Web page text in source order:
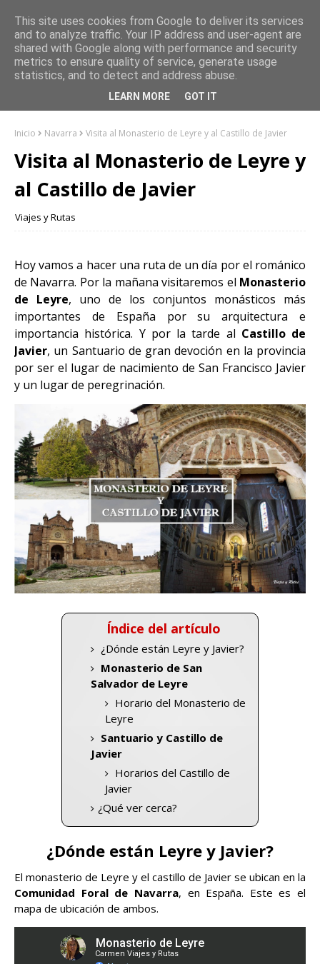
Inicio Navarra Visita al Monasterio de Leyre y al Castillo de Javier
Visita al Monasterio de Leyre y
al Castillo de Javier
Viajes y Rutas
Hoy vamos a hacer una ruta de un día por el románico
de Navarra. Por la mañana visitaremos el Monasterio
de Leyre, uno de los conjuntos monásticos más
importantes de España por su arquitectura e
importancia histórica. Y por la tarde al Castillo de
Javier, un Santuario de gran devoción en la provincia
por ser el lugar de nacimiento de San Francisco Javier
y un lugar de peregrinación.
Índice del artículo
¿Dónde están Leyre y Javier?
Monasterio de San
Salvador de Leyre
Horario del Monasterio de
Leyre
Santuario y Castillo de
Javier
Horarios del Castillo de
Javier
¿Qué ver cerca?
¿Dónde están Leyre y Javier?
El monasterio de Leyre y el castillo de Javier se ubican en la
Comunidad Foral de Navarra, en España. Este es el
mapa de ubicación de ambos.
This site uses cookies from Google to deliver its services
and to analyze traffic. Your IP address and user-agent are
shared with Google along with performance and security
metrics to ensure quality of service, generate usage
statistics, and to detect and address abuse.
LEARN MORE GOT IT